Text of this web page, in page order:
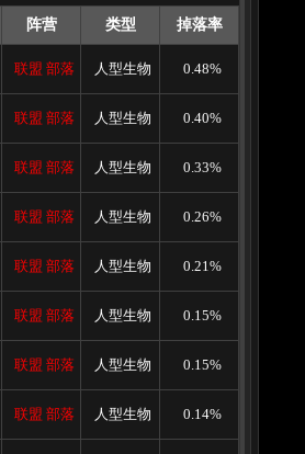
阵营 类型 掉落率
联盟 部落 人型生物 0.48%
联盟 部落 人型生物 0.40%
联盟 部落 人型生物 0.33%
联盟 部落 人型生物 0.26%
联盟 部落 人型生物 0.21%
联盟 部落 人型生物 0.15%
联盟 部落 人型生物 0.15%
联盟 部落 人型生物 0.14%